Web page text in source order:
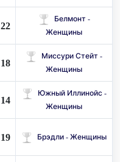
22
Белмонт -
Женщины
18
Миссури Стейт -
Женщины
14
Южный Иллинойс -
Женщины
19 Брэдли - Женщины